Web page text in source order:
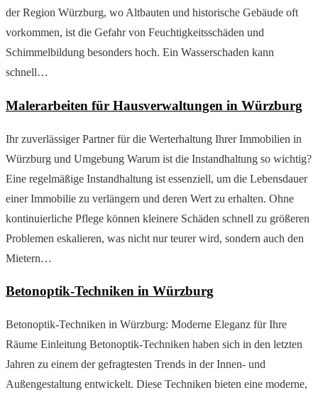
der Region Würzburg, wo Altbauten und historische Gebäude oft
vorkommen, ist die Gefahr von Feuchtigkeitsschäden und
Schimmelbildung besonders hoch. Ein Wasserschaden kann
schnell…
Malerarbeiten für Hausverwaltungen in Würzburg
Ihr zuverlässiger Partner für die Werterhaltung Ihrer Immobilien in
Würzburg und Umgebung Warum ist die Instandhaltung so wichtig?
Eine regelmäßige Instandhaltung ist essenziell, um die Lebensdauer
einer Immobilie zu verlängern und deren Wert zu erhalten. Ohne
kontinuierliche Pflege können kleinere Schäden schnell zu größeren
Problemen eskalieren, was nicht nur teurer wird, sondern auch den
Mietern…
Betonoptik-Techniken in Würzburg
Betonoptik-Techniken in Würzburg: Moderne Eleganz für Ihre
Räume Einleitung Betonoptik-Techniken haben sich in den letzten
Jahren zu einem der gefragtesten Trends in der Innen- und
Außengestaltung entwickelt. Diese Techniken bieten eine moderne,